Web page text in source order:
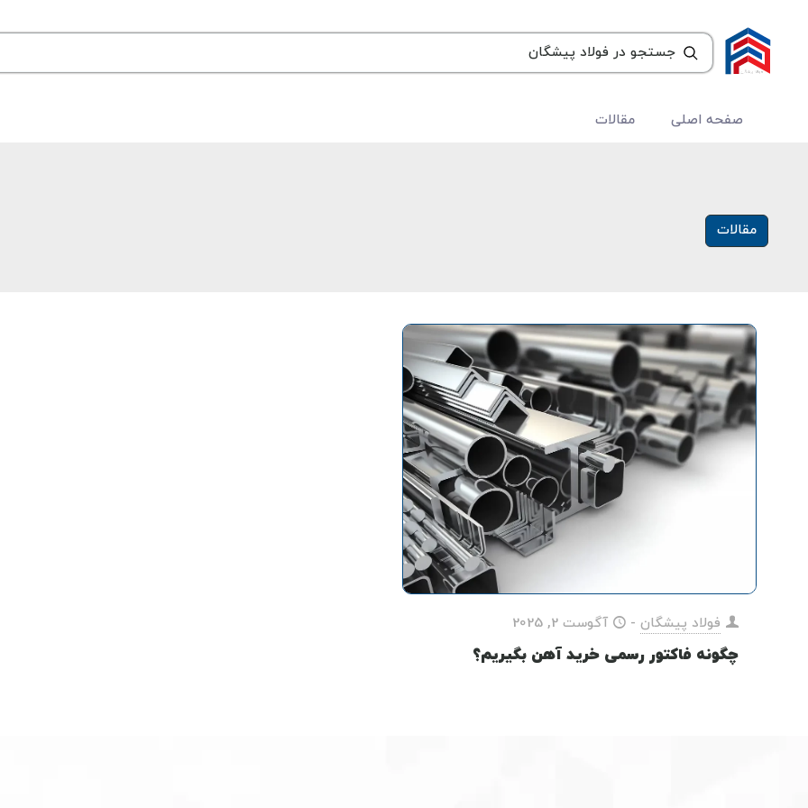
صفحه اصلی مقالات
مقالات
فولاد پیشگان - آگوست 2, 2025
چگونه فاکتور رسمی خرید آهن بگیریم؟